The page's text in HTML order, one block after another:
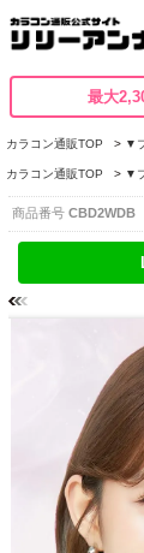
最大
カラコン通販TOP ▼
カラコン通販TOP ▼
商品番号 CBD2WDB